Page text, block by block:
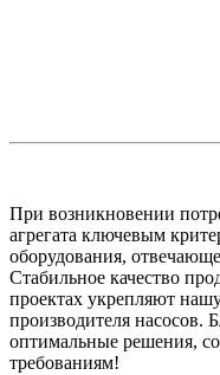
При возникновении
агрегата ключевым
оборудования,
Стабильное качество
проектах укрепляют
производителя насосов.
оптимальные решения,
требованиям!